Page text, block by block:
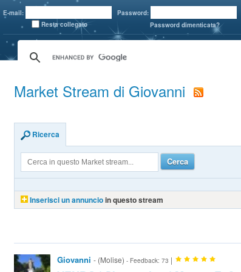
E-mail:
Password:
Resta collegato
Password dimenticata?
Market Stream di Giovanni
Ricerca
Cerca
Inserisci un annuncioin questo stream
Giovanni- (Molise) - Feedback: 73 |